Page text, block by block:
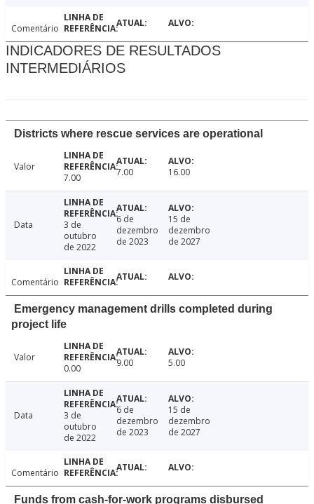
Comentário
INDICADORES DE RESULTADOS
INTERMEDIÁRIOS
Districts where rescue services are operational
Valor
7.00
7.00 16.00
Data
3 de
outubro
de 2022
6 de
dezembro
de 2023
15 de
dezembro
de 2027
Comentário
Emergency management drills completed during
project life
Valor
0.00
9.00 5.00
Data
3 de
outubro
de 2022
6 de
dezembro
de 2023
15 de
dezembro
de 2027
Comentário
Funds from cash-for-work programs disbursed